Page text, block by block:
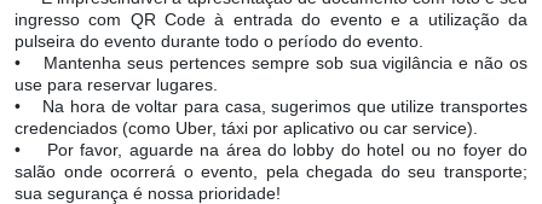
ingresso com QR Code à entrada do evento e a utilização da
pulseira do evento durante todo o período do evento.
• Mantenha seus pertences sempre sob sua vigilância e não os
use para reservar lugares.
• Na hora de voltar para casa, sugerimos que utilize transportes
credenciados (como Uber, táxi por aplicativo ou car service).
• Por favor, aguarde na área do lobby do hotel ou no foyer do
salão onde ocorrerá o evento, pela chegada do seu transporte;
sua segurança é nossa prioridade!